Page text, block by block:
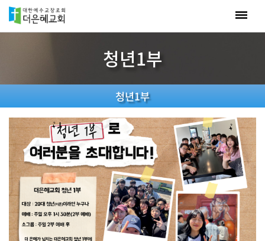
청년1부
청년1부